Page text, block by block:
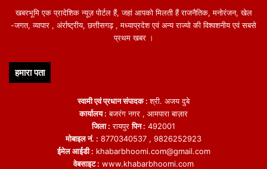
खबरभूमि एक प्रादेशिक न्यूज़ पोर्टल हैं, जहां आपको मिलती हैं राजनैतिक, मनोरंजन, खेल
-जगत, व्यापार , अंर्राष्ट्रीय, छत्तीसगढ़ , मध्याप्रदेश एवं अन्य राज्यो की विश्वशनीय एवं सबसे
प्रथम खबर ।
हमारा पता
स्वामी एवं प्रधान संपादक :श्री. अजय दुबे
कार्यालय : बजरंग नगर , आमपारा बाज़ार
जिला : रायपुरपिन : 492001
मोबाइल नं. : 8770340537 , 9826252923
ईमेल आईडी : khabarbhoomi.com@gmail.com
वेबसाइट : www.khabarbhoomi.com